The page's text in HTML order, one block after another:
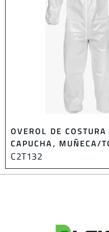
OVEROL DE
CAPUCHA, MUÑECA/
C2T132